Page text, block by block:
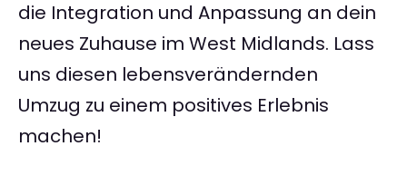
die Integration und Anpassung an dein
neues Zuhause im West Midlands. Lass
uns diesen lebensverändernden
Umzug zu einem positives Erlebnis
machen!